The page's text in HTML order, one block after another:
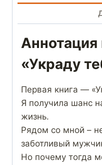
Аннотация
«Украду
Первая книга —
Я получила шанс
жизнь.
Рядом со мной –
заботливый
Но почему тогда